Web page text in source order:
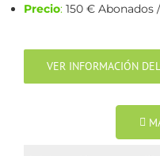
Precio: 150 € Abonados
VER INFORMACIÓN